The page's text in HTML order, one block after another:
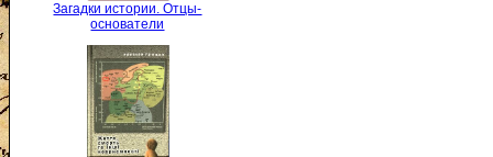
Загадки истории. Отцы-
основатели